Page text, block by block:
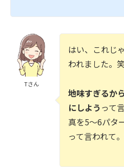
Tさん
はい、これじ
われました。
地味すぎるか
にしよう って
真を5～6パタ
って言われて